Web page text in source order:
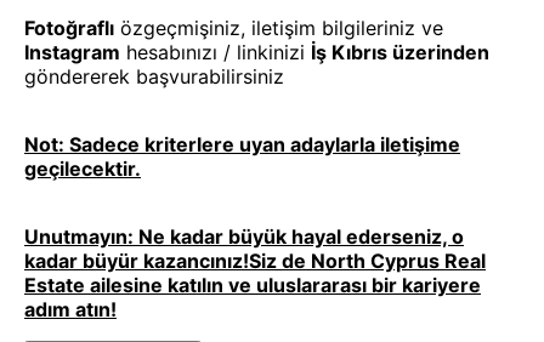
Fotoğraflı özgeçmişiniz, iletişim bilgileriniz ve
Instagram hesabınızı / linkinizi İş Kıbrıs üzerinden
göndererek başvurabilirsiniz
Not: Sadece kriterlere uyan adaylarla iletişime
geçilecektir.
Unutmayın: Ne kadar büyük hayal ederseniz, o
kadar büyür kazancınız!Siz de North Cyprus Real
Estate ailesine katılın ve uluslararası bir kariyere
adım atın!